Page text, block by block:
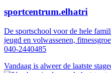
sportcentrum.elhatri
De sportschool voor de hele
jeugd en volwassenen,
040-2440485
Vandaag is alweer de laatste